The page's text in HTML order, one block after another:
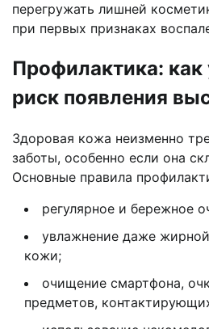
перегружать лишней
при первых признаках
Профилактика:
риск появления
Здоровая кожа неизменно
заботы, особенно если она
Основные правила
регулярное и бережное
увлажнение даже
кожи;
очищение смартфона,
предметов,